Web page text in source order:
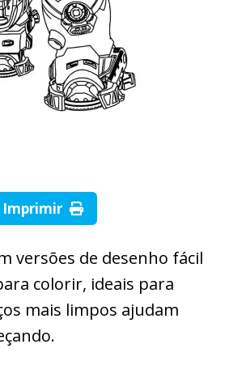
Imprimir
versões de desenho fácil
colorir, ideais para
mais limpos ajudam